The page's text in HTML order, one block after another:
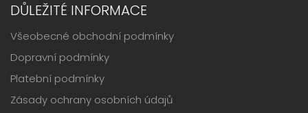
DŮLEŽITÉ INFORMACE
Všeobecné obchodní podmínky
Dopravní podmínky
Platební podmínky
Zásady ochrany osobních údajů